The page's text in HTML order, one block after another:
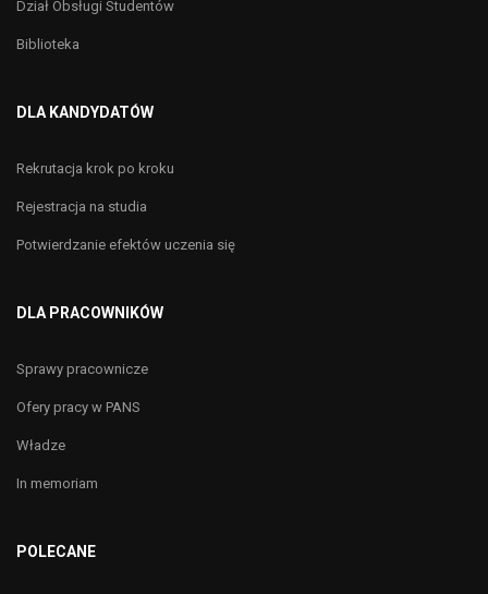
Dział Obsługi Studentów
Biblioteka
DLA KANDYDATÓW
Rekrutacja krok po kroku
Rejestracja na studia
Potwierdzanie efektów uczenia się
DLA PRACOWNIKÓW
Sprawy pracownicze
Ofery pracy w PANS
Władze
In memoriam
POLECANE